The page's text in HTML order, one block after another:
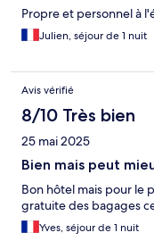
Propre et personnel à
Julien, séjour de 1 nuit
Avis vérifié
8/10 Très bien
25 mai 2025
Bien mais peut
Bon hôtel mais pour le
gratuite des bagages
Yves, séjour de 1 nuit